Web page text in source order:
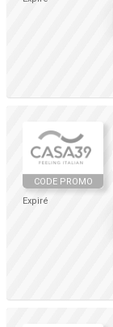
CODE PROMO
Expiré